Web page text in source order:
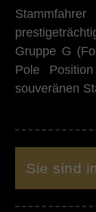
Gruppe G
Pole
souveränen
Sie sind